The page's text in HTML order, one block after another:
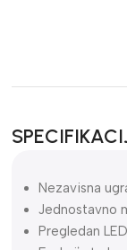
Nezavisna
Jednostavno
Pregledan